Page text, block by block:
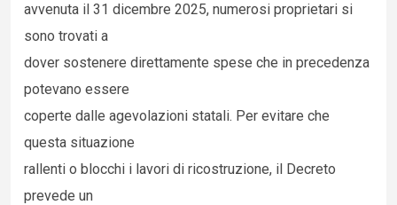
avvenuta il 31 dicembre 2025, numerosi proprietari si
sono trovati a
dover sostenere direttamente spese che in precedenza
potevano essere
coperte dalle agevolazioni statali. Per evitare che
questa situazione
rallenti o blocchi i lavori di ricostruzione, il Decreto
prevede un